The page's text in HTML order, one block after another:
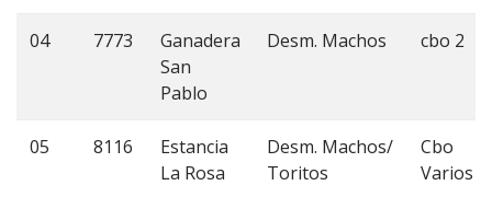
04 7773
Ganadera
San
Pablo
Desm. Machos cbo 2
05 8116
Estancia
La Rosa
Desm. Machos/
Toritos
Cbo
Varios